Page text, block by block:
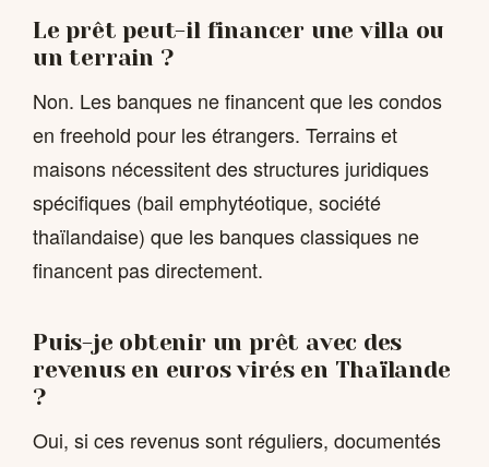
Le prêt peut-il financer une villa ou
un terrain ?
Non. Les banques ne financent que les condos
en freehold pour les étrangers. Terrains et
maisons nécessitent des structures juridiques
spécifiques (bail emphytéotique, société
thaïlandaise) que les banques classiques ne
financent pas directement.
Puis-je obtenir un prêt avec des
revenus en euros virés en Thaïlande
?
Oui, si ces revenus sont réguliers, documentés